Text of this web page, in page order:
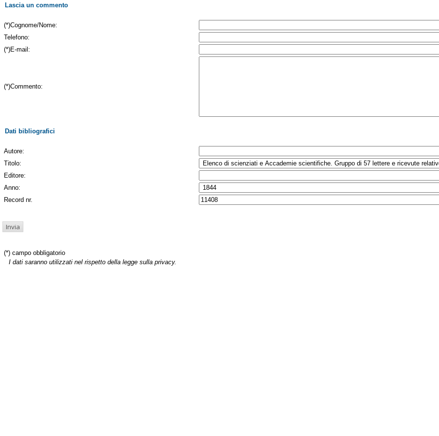
Lascia un commento
(*)Cognome/Nome:
Telefono:
(*)E-mail:
(*)Commento:
Dati bibliografici
Autore:
Titolo:
Editore:
Anno:
Record nr.
(*) campo obbligatorio
I dati saranno utilizzati nel rispetto della legge sulla privacy.